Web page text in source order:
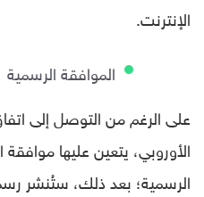
الإنترنت.
الموافقة الرسمية
على الرغم من التوصل إلى
الأوروبي، يتعين عليها
الرسمية؛ بعد ذلك، ستُنشر